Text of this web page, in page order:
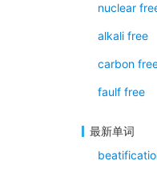
nuclear
alkali free
carbon
faulf free
最新单词